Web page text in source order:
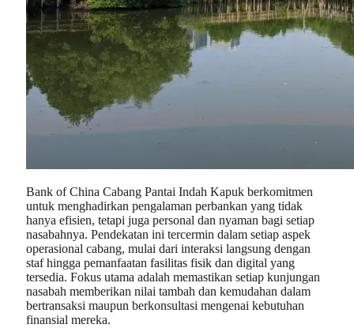
Bank of China Cabang Pantai Indah Kapuk berkomitmen
untuk menghadirkan pengalaman perbankan yang tidak
hanya efisien, tetapi juga personal dan nyaman bagi setiap
nasabahnya. Pendekatan ini tercermin dalam setiap aspek
operasional cabang, mulai dari interaksi langsung dengan
staf hingga pemanfaatan fasilitas fisik dan digital yang
tersedia. Fokus utama adalah memastikan setiap kunjungan
nasabah memberikan nilai tambah dan kemudahan dalam
bertransaksi maupun berkonsultasi mengenai kebutuhan
finansial mereka.